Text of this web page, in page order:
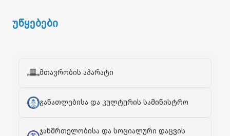
უწყებები
მთავრობის აპარატი
განათლებისა და კულტურის სამინისტრო
ჯანმრთელობისა და სოციალური დაცვის